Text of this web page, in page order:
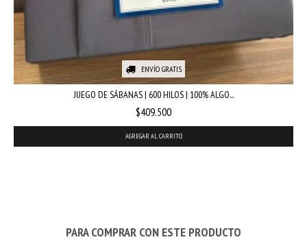
ENVÍO GRATIS
JUEGO DE SÁBANAS | 600 HILOS | 100% ALGO...
$409.500
AGREGAR AL CARRITO
PARA COMPRAR CON ESTE PRODUCTO